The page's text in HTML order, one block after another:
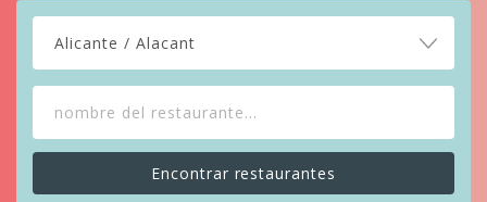
Alicante / Alacant